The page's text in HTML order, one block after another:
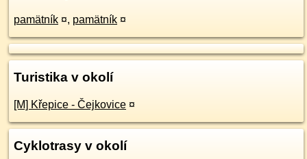
pamätník ¤, pamätník ¤
Turistika v okolí
[M] Křepice - Čejkovice ¤
Cyklotrasy v okolí